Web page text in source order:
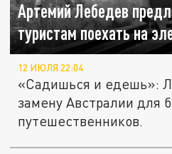
Артемий Лебедев
туристам поехать на
12 ИЮЛЯ 22:04
«Садишься и едешь»:
замену Австралии для
путешественников.